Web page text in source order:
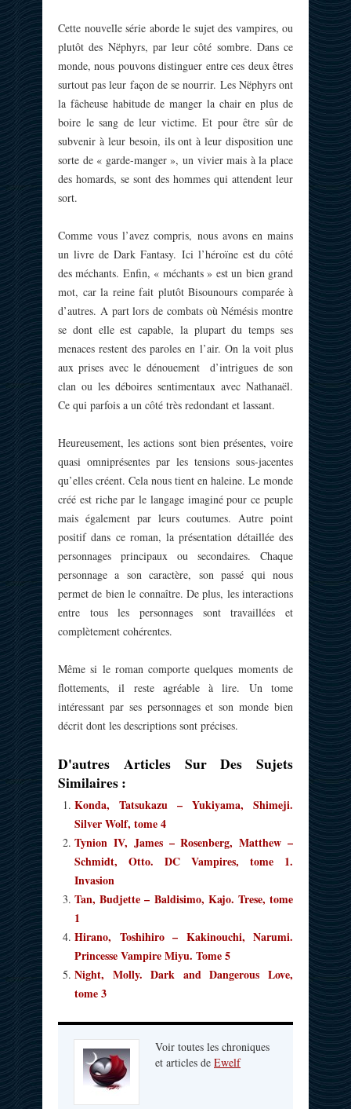
Cette nouvelle série aborde le sujet des vampires, ou
plutôt des Nëphyrs, par leur côté sombre. Dans ce
monde, nous pouvons distinguer entre ces deux êtres
surtout pas leur façon de se nourrir. Les Nëphyrs ont
la fâcheuse habitude de manger la chair en plus de
boire le sang de leur victime. Et pour être sûr de
subvenir à leur besoin, ils ont à leur disposition une
sorte de « garde-manger », un vivier mais à la place
des homards, se sont des hommes qui attendent leur
sort.
Comme vous l’avez compris, nous avons en mains
un livre de Dark Fantasy. Ici l’héroïne est du côté
des méchants. Enfin, « méchants » est un bien grand
mot, car la reine fait plutôt Bisounours comparée à
d’autres. A part lors de combats où Némésis montre
se dont elle est capable, la plupart du temps ses
menaces restent des paroles en l’air. On la voit plus
aux prises avec le dénouement d’intrigues de son
clan ou les déboires sentimentaux avec Nathanaël.
Ce qui parfois a un côté très redondant et lassant.
Heureusement, les actions sont bien présentes, voire
quasi omniprésentes par les tensions sous-jacentes
qu’elles créent. Cela nous tient en haleine. Le monde
créé est riche par le langage imaginé pour ce peuple
mais également par leurs coutumes. Autre point
positif dans ce roman, la présentation détaillée des
personnages principaux ou secondaires. Chaque
personnage a son caractère, son passé qui nous
permet de bien le connaître. De plus, les interactions
entre tous les personnages sont travaillées et
complètement cohérentes.
Même si le roman comporte quelques moments de
flottements, il reste agréable à lire. Un tome
intéressant par ses personnages et son monde bien
décrit dont les descriptions sont précises.
D'autres Articles Sur Des Sujets
Similaires :
Konda, Tatsukazu – Yukiyama, Shimeji.
Silver Wolf, tome 4
Tynion IV, James – Rosenberg, Matthew –
Schmidt, Otto. DC Vampires, tome 1.
Invasion
Tan, Budjette – Baldisimo, Kajo. Trese, tome
1
Hirano, Toshihiro – Kakinouchi, Narumi.
Princesse Vampire Miyu. Tome 5
Night, Molly. Dark and Dangerous Love,
tome 3
Voir toutes les chroniques
et articles de Ewelf